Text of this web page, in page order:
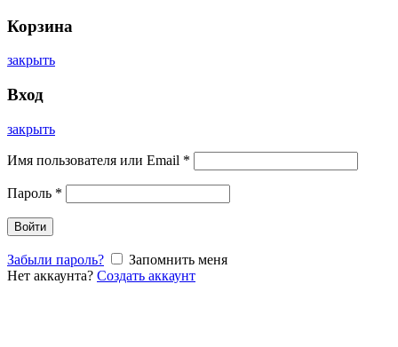
Корзина
закрыть
Вход
закрыть
Имя пользователя или Email *
Пароль *
Войти
Забыли пароль?
Запомнить меня
Нет аккаунта? Создать аккаунт